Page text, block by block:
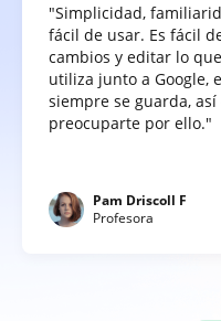
"Simplicidad,
fácil de usar. Es fácil
cambios y editar lo
utiliza junto a Google,
siempre se guarda,
preocuparte por ello."
Pam Driscoll F
Profesora